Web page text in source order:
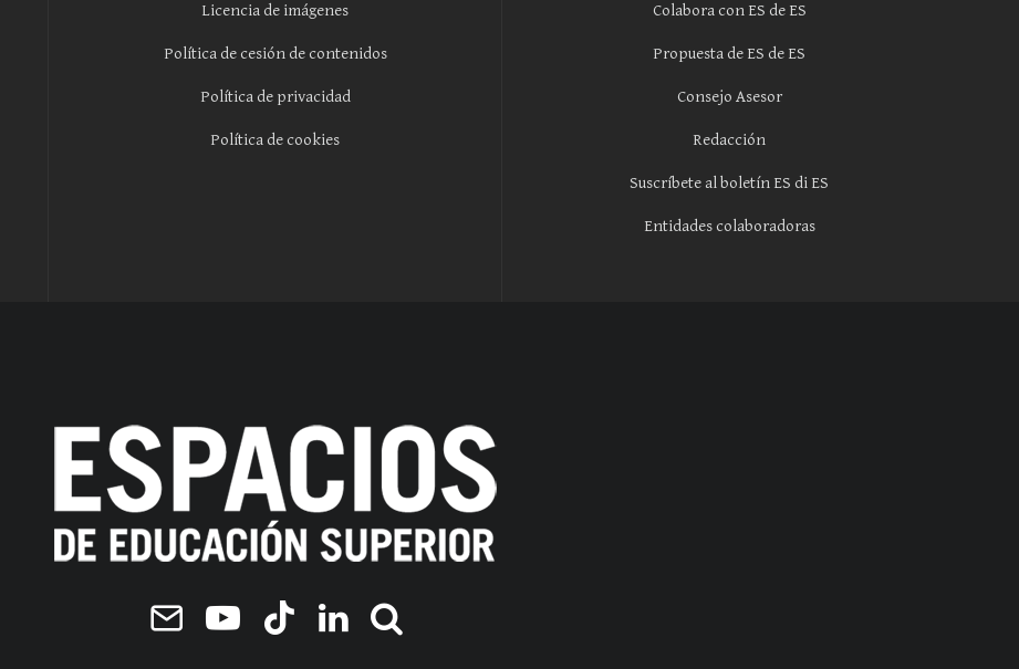
Licencia de imágenes
Política de cesión de contenidos
Política de privacidad
Política de cookies
Colabora con ES de ES
Propuesta de ES de ES
Consejo Asesor
Redacción
Suscríbete al boletín ES di ES
Entidades colaboradoras